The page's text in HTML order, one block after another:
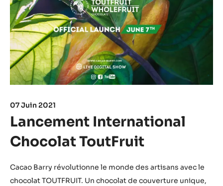
07 Juin 2021
Lancement International
Chocolat ToutFruit
Cacao Barry révolutionne le monde des artisans avec le
chocolat TOUTFRUIT. Un chocolat de couverture unique,